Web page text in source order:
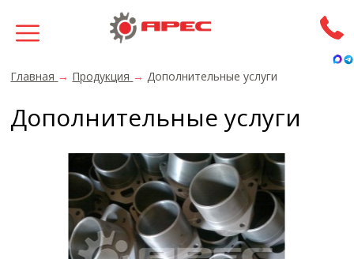
Главная → Продукция → Дополнительные услуги
Дополнительные услуги